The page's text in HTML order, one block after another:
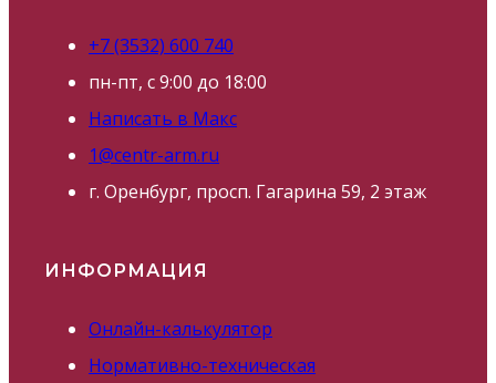
+7 (3532) 600 740
пн-пт, с 9:00 до 18:00
Написать в Макс
1@centr-arm.ru
г. Оренбург, просп. Гагарина 59, 2 этаж
ИНФОРМАЦИЯ
Онлайн-калькулятор
Нормативно-техническая